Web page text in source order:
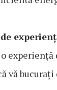
experiență
vă bucurați